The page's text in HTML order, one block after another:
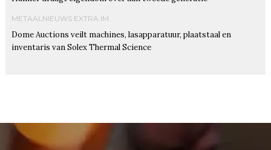
METAALNIEUWS EXTRA IM
Dome Auctions veilt machines, lasapparatuur, plaatstaal en
inventaris van Solex Thermal Science